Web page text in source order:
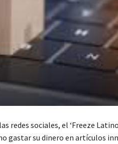
redes sociales, el ‘Freeze
gastar su dinero en artículos